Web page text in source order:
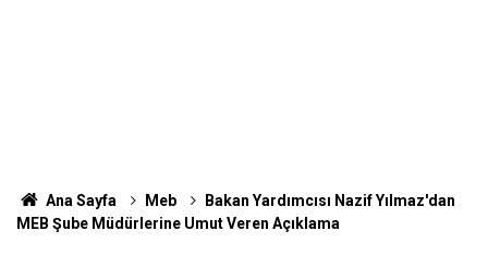
Ana Sayfa Meb
Bakan Yardımcısı Nazif Yılmaz'dan
MEB Şube Müdürlerine Umut Veren Açıklama